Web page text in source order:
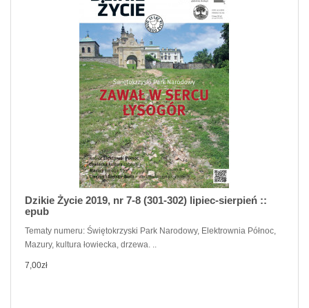
Dzikie Życie 2019, nr 7-8 (301-302) lipiec-sierpień ::
epub
Tematy numeru: Świętokrzyski Park Narodowy, Elektrownia Północ,
Mazury, kultura łowiecka, drzewa. ..
7,00zł